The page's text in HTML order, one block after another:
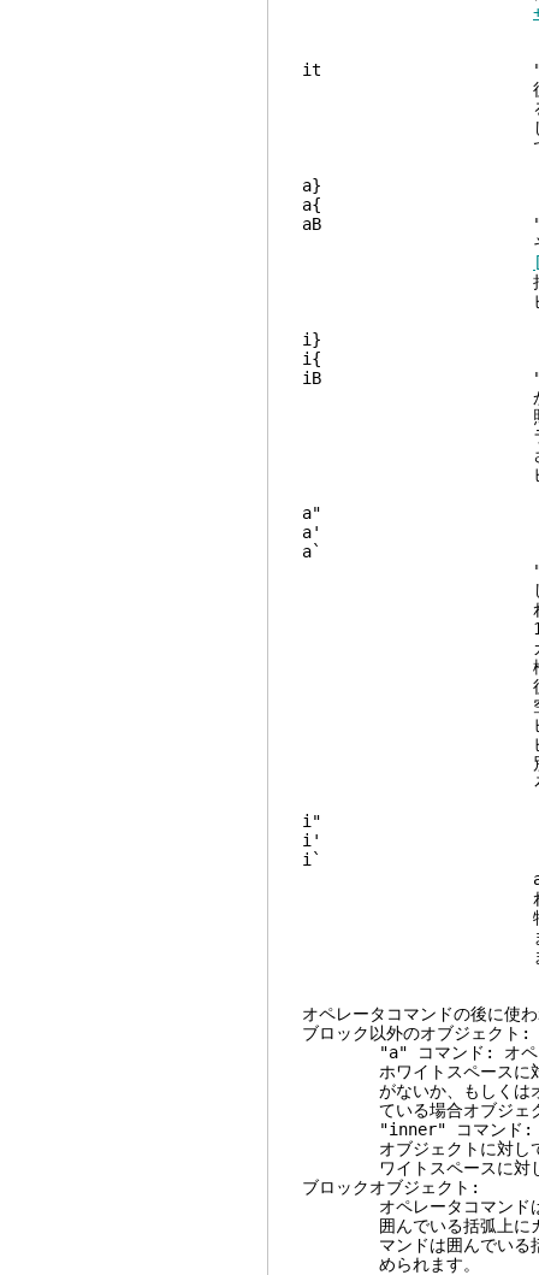
it "inner
後方
る "</aaa>"
しく
で使われたとき
aB "a
それに対応する
括弧を処理する
ビジュアルモード
iB "inner
からそれに対応
ラーにな
された中括弧を処
ビジュアルモード
"a quoted string"
します。オ
れた引用符を
1行内でだけ
カーソルを引用符
検索し、どの引用
後に空白文字があ
空白文字があ
ビジュアルモード
ビジュアルモード
別の文字列を含む
ろ、カウント
a", a', a` と同様で
れたとき選択範
特別な場合: カウ
ます。ただし a"/
ません
オペレータコマンドの後に使
ブロック以外のオブジェクト:
"a" コマンド: オペレータ
ホワイトスペースに対し
がないか、もしくはオブ
ている場合オブジェクト
"inner" コマンド: カーソ
オブジェクトに対して施
ワイトスペースに対し
ブロックオブジェクト:
オペレータコマンドはカ
囲んでいる括弧上にカー
マンドは囲んでいる括弧
められます。